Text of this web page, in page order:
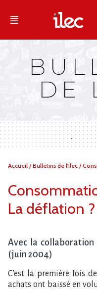
Qu'est-ce que l’Ilec
Campagnes
Dans la presse
DE
Vous
Accueil /Bulletins de l'Ilec /
La déflation
Avec la
(juin 2004)
C’est la première fois
achats ont baissé en